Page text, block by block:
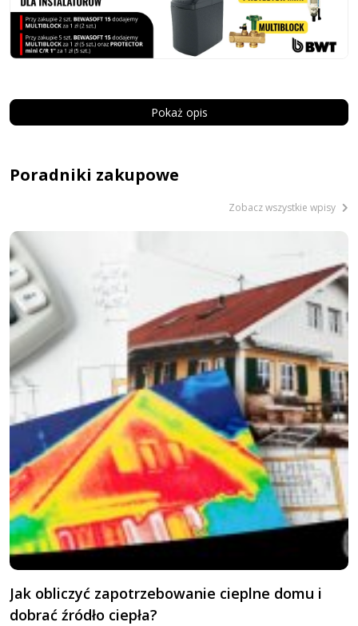
Pokaż opis
Poradniki zakupowe
Zobacz wszystkie wpisy
Jak obliczyć zapotrzebowanie cieplne domu i
dobrać źródło ciepła?